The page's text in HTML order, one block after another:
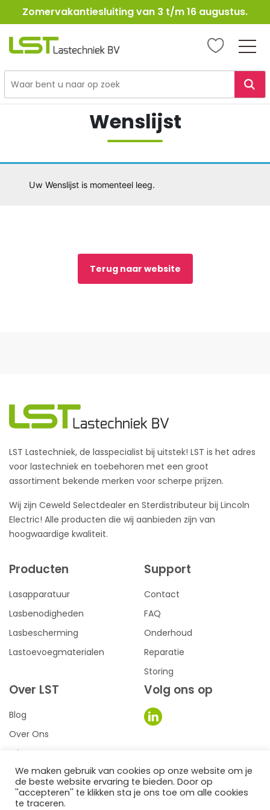
Ga
naar
Zomervakantiesluiting van 3 t/m 16 augustus.
LST
Wenslijst
Uw Wenslijst is momenteel leeg.
Terug naar website
LST Lastechniek, de lasspecialist bij uitstek! LST is het adres
voor lastechniek en toebehoren met een groot
assortiment bekende merken voor scherpe prijzen.
Wij zijn Ceweld Selectdealer en Sterdistributeur bij Lincoln
Electric! Alle producten die wij aanbieden zijn van
hoogwaardige kwaliteit.
Producten
Lasapparatuur
Lasbenodigheden
Lasbescherming
Lastoevoegmaterialen
Support
Contact
FAQ
Onderhoud
Reparatie
Storing
Over LST
Blog
Over Ons
Privacy
Voorwaarden
Volg ons op
We maken gebruik van cookies op onze website om je
de beste website ervaring te bieden. Door op
''accepteren'' te klikken sta je ons toe om alle cookies
te traceren.